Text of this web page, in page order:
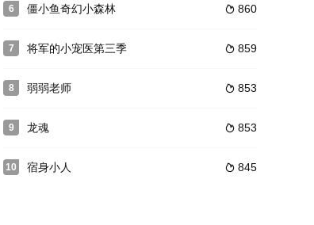
杀殆尽后，侥幸生还的护宝一族
第一部主打神转折的微动画。网络特点鲜明，每集约三分钟，由
学生林枫，因为一场车祸，穿越到武魂未觉醒的“废物”林家大少
6  860
僵小鱼奇幻小森林
7  859
将军的小宠医第三季
8  853
弱弱老师
9  853
龙魂
10  845
宿身小人